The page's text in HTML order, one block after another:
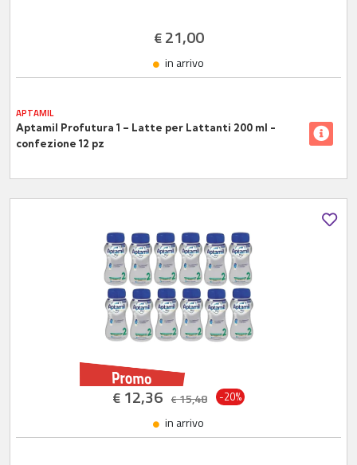
€21,00
in arrivo
APTAMIL
Aptamil Profutura 1 – Latte per Lattanti 200 ml -
confezione 12 pz
€ 12,36 €15,48 -20%
in arrivo